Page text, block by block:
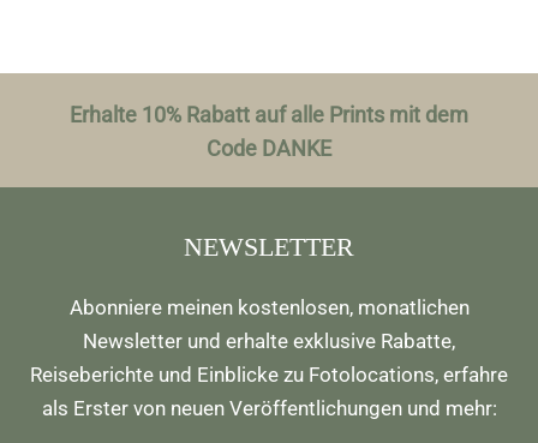
Erhalte 10% Rabatt auf alle Prints mit dem
Code DANKE
NEWSLETTER
Abonniere meinen kostenlosen, monatlichen
Newsletter und erhalte exklusive Rabatte,
Reiseberichte und Einblicke zu Fotolocations, erfahre
als Erster von neuen Veröffentlichungen und mehr: